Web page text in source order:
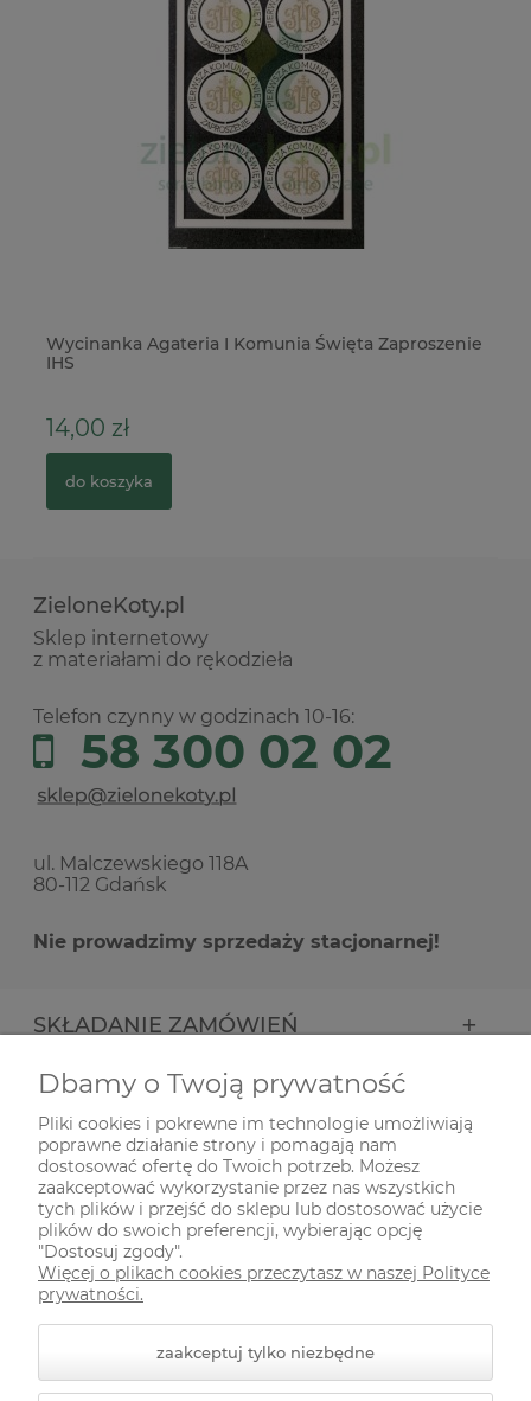
Wycinanka Agateria I Komunia Święta Zaproszenie
IHS
14,00 zł
do koszyka
ZieloneKoty.pl
Sklep internetowy
z materiałami do rękodzieła
Telefon czynny w godzinach 10-16:
58 300 02 02
ul. Malczewskiego 118A
80-112 Gdańsk
Nie prowadzimy sprzedaży stacjonarnej!
SKŁADANIE ZAMÓWIEŃ
INFORMACJE
ODWIEDŹ NAS NA
Dbamy o Twoją prywatność
Pliki cookies i pokrewne im technologie umożliwiają
poprawne działanie strony i pomagają nam
dostosować ofertę do Twoich potrzeb. Możesz
zaakceptować wykorzystanie przez nas wszystkich
tych plików i przejść do sklepu lub dostosować użycie
plików do swoich preferencji, wybierając opcję
"Dostosuj zgody".
Więcej o plikach cookies przeczytasz w naszej Polityce
prywatności.
zaakceptuj tylko niezbędne